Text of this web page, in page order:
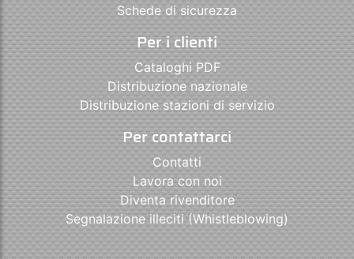
Schede di sicurezza
Per i clienti
Cataloghi PDF
Distribuzione nazionale
Distribuzione stazioni di servizio
Per contattarci
Contatti
Lavora con noi
Diventa rivenditore
Segnalazione illeciti (Whistleblowing)